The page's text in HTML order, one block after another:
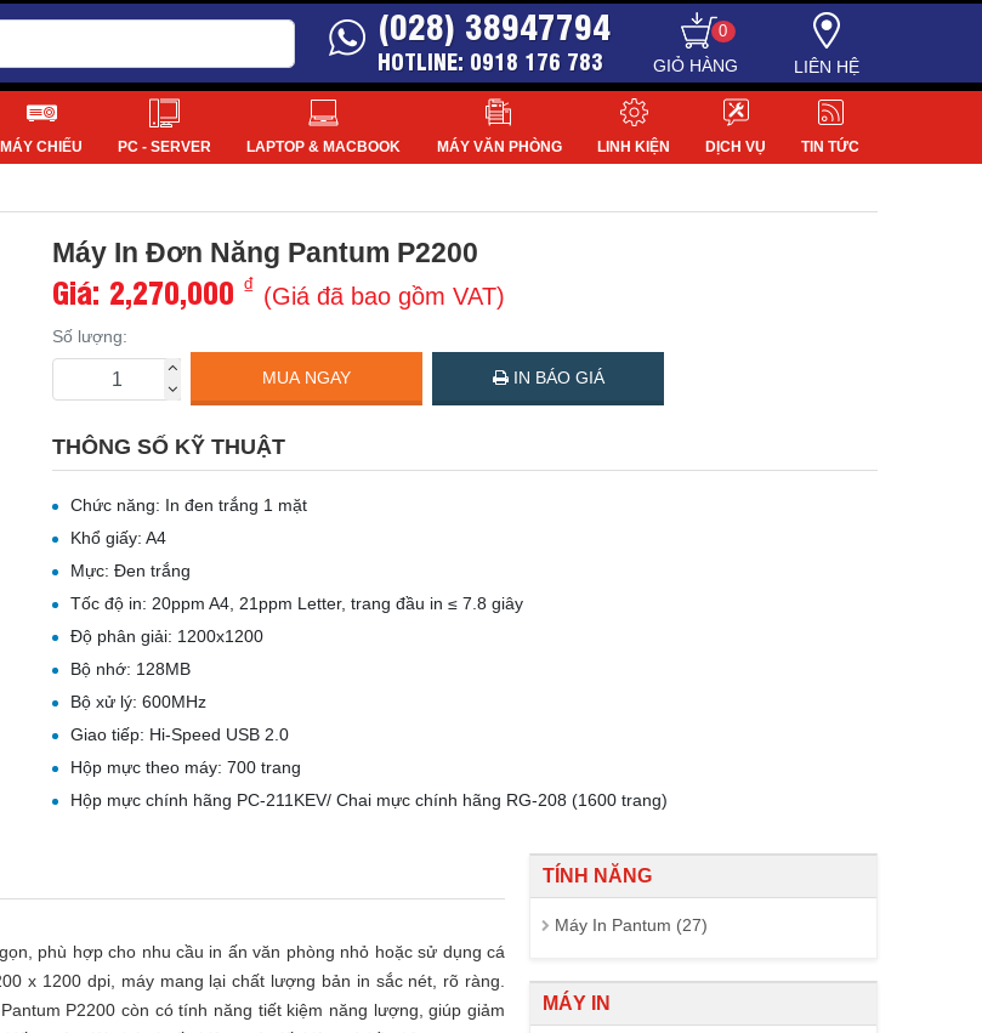
0
(028) 38947794
HOTLINE: 0918 176 783 LIÊN HỆ
MÁY CHIẾU PC - SERVER LAPTOP & MACBOOK MÁY VĂN PHÒNG LINH KIỆN DỊCH VỤ TIN TỨC
Máy In Đơn Năng Pantum P2200
Giá: 2,270,000 ₫ (Giá đã bao gồm VAT)
Số lượng:
MUA NGAY IN BÁO GIÁ
THÔNG SỐ KỸ THUẬT
Chức năng: In đen trắng 1 mặt
Khổ giấy: A4
Mực: Đen trắng
Tốc độ in: 20ppm A4, 21ppm Letter, trang đầu in ≤ 7.8 giây
Độ phân giải: 1200x1200
Bộ nhớ: 128MB
Bộ xử lý: 600MHz
Giao tiếp: Hi-Speed USB 2.0
Hộp mực theo máy: 700 trang
Hộp mực chính hãng PC-211KEV/ Chai mực chính hãng RG-208 (1600 trang)
phù hợp cho nhu cầu in ấn văn phòng nhỏ hoặc sử dụng cá
x 1200 dpi, máy mang lại chất lượng bản in sắc nét, rõ ràng.
P2200 còn có tính năng tiết kiệm năng lượng, giúp giảm
TÍNH NĂNG
Máy In Pantum (27)
MÁY IN